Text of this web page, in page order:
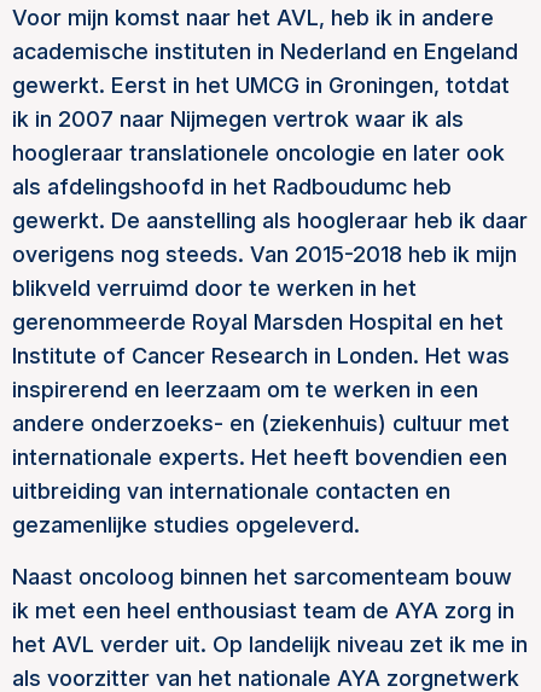
Voor mijn komst naar het AVL, heb ik in andere
academische instituten in Nederland en Engeland
gewerkt. Eerst in het UMCG in Groningen, totdat
ik in 2007 naar Nijmegen vertrok waar ik als
hoogleraar translationele oncologie en later ook
als afdelingshoofd in het Radboudumc heb
gewerkt. De aanstelling als hoogleraar heb ik daar
overigens nog steeds. Van 2015-2018 heb ik mijn
blikveld verruimd door te werken in het
gerenommeerde Royal Marsden Hospital en het
Institute of Cancer Research in Londen. Het was
inspirerend en leerzaam om te werken in een
andere onderzoeks- en (ziekenhuis) cultuur met
internationale experts. Het heeft bovendien een
uitbreiding van internationale contacten en
gezamenlijke studies opgeleverd.
Naast oncoloog binnen het sarcomenteam bouw
ik met een heel enthousiast team de AYA zorg in
het AVL verder uit. Op landelijk niveau zet ik me in
als voorzitter van het nationale AYA zorgnetwerk